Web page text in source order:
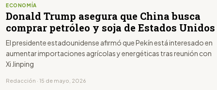
ECONOMÍA
Donald Trump asegura que China busca
comprar petróleo y soja de Estados Unidos
El presidente estadounidense afirmó que Pekín está interesado en
aumentar importaciones agrícolas y energéticas tras reunión con
Xi Jinping
Redacción · 15 de mayo, 2026